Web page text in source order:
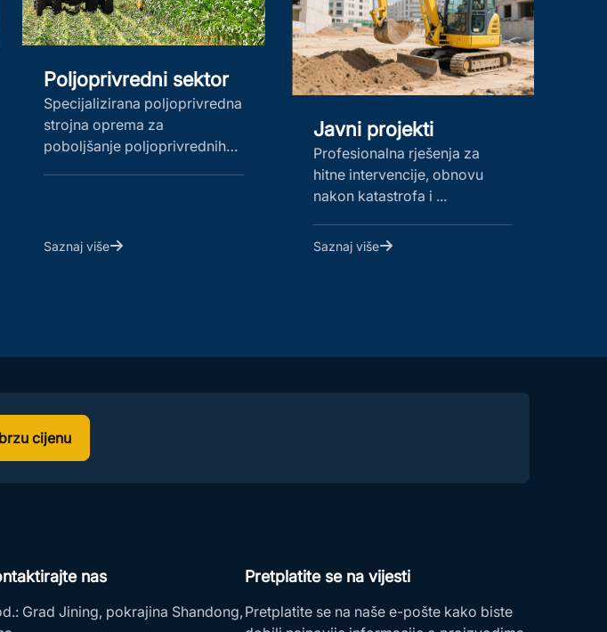
Poljoprivredni sektor
Specijalizirana poljoprivredna
strojna oprema za
poboljšanje poljoprivrednih
Saznaj više
Javni projekti
Profesionalna rješenja za
hitne intervencije, obnovu
nakon katastrofa i ...
Saznaj više
cijenu
nas
Grad Jining, pokrajina Shandong,
Pretplatite se na vijesti
Pretplatite se na naše e-pošte kako biste